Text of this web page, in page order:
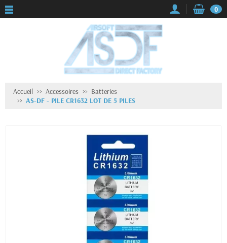
0
Accueil Accessoires
Batteries
AS-DF - PILE CR1632 LOT DE 5 PILES